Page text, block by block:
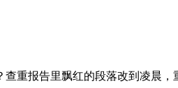
重报告里飘红的段落改到凌晨